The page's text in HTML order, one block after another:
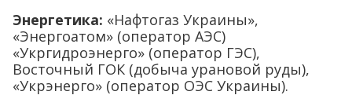
Энергетика: «Нафтогаз Украины»,
«Энергоатом» (оператор АЭС)
«Укргидроэнерго» (оператор ГЭС),
Восточный ГОК (добыча урановой руды),
«Укрэнерго» (оператор ОЭС Украины).